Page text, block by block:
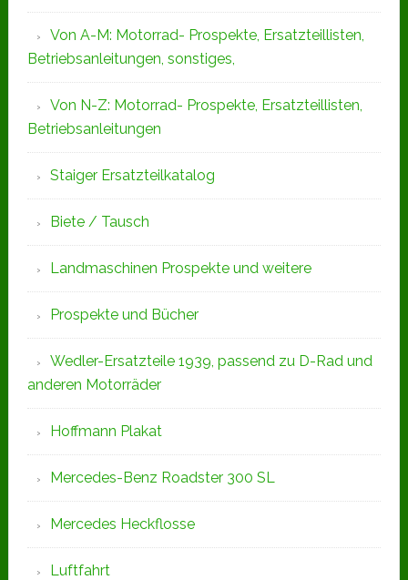
Von A-M: Motorrad- Prospekte, Ersatzteillisten,
Betriebsanleitungen, sonstiges,
Von N-Z: Motorrad- Prospekte, Ersatzteillisten,
Betriebsanleitungen
Staiger Ersatzteilkatalog
Biete / Tausch
Landmaschinen Prospekte und weitere
Prospekte und Bücher
Wedler-Ersatzteile 1939, passend zu D-Rad und
anderen Motorräder
Hoffmann Plakat
Mercedes-Benz Roadster 300 SL
Mercedes Heckflosse
Luftfahrt